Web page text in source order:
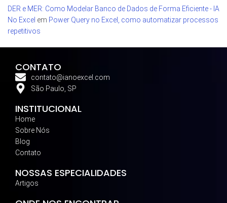
DER e MER: Como Modelar Banco de Dados de Forma Eficiente - IA
No Excel em Power Query no Excel, como automatizar processos
repetitivos
CONTATO
contato@ianoexcel.com
São Paulo, SP
INSTITUCIONAL
Home
Sobre Nós
Blog
Contato
NOSSAS ESPECIALIDADES
Artigos